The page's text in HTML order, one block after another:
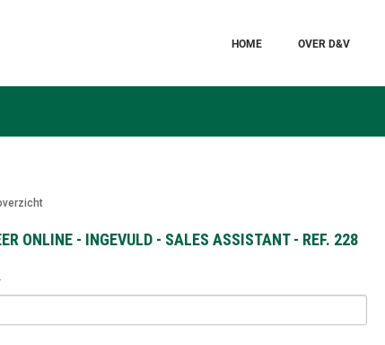
HOME OVER D&V
ONLINE - INGEVULD - SALES ASSISTANT - REF. 228